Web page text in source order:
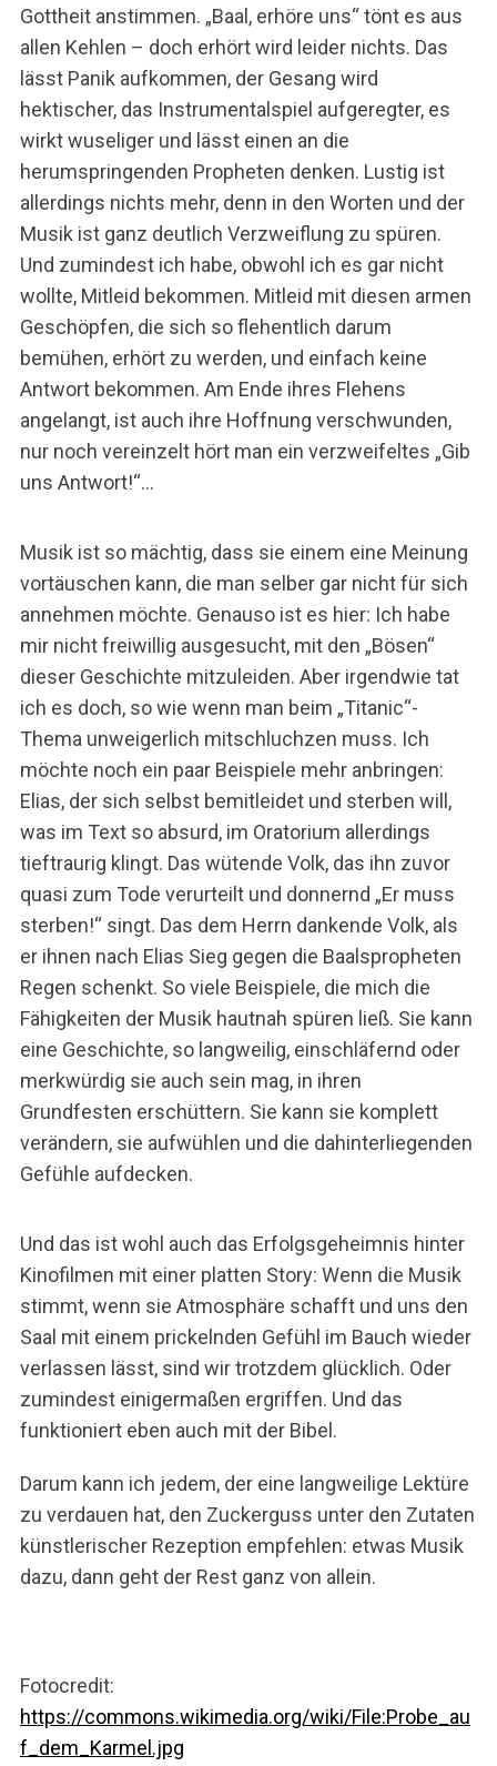
Gottheit anstimmen. „Baal, erhöre uns“ tönt es aus
allen Kehlen – doch erhört wird leider nichts. Das
lässt Panik aufkommen, der Gesang wird
hektischer, das Instrumentalspiel aufgeregter, es
wirkt wuseliger und lässt einen an die
herumspringenden Propheten denken. Lustig ist
allerdings nichts mehr, denn in den Worten und der
Musik ist ganz deutlich Verzweiflung zu spüren.
Und zumindest ich habe, obwohl ich es gar nicht
wollte, Mitleid bekommen. Mitleid mit diesen armen
Geschöpfen, die sich so flehentlich darum
bemühen, erhört zu werden, und einfach keine
Antwort bekommen. Am Ende ihres Flehens
angelangt, ist auch ihre Hoffnung verschwunden,
nur noch vereinzelt hört man ein verzweifeltes „Gib
uns Antwort!“…
Musik ist so mächtig, dass sie einem eine Meinung
vortäuschen kann, die man selber gar nicht für sich
annehmen möchte. Genauso ist es hier: Ich habe
mir nicht freiwillig ausgesucht, mit den „Bösen“
dieser Geschichte mitzuleiden. Aber irgendwie tat
ich es doch, so wie wenn man beim „Titanic“-
Thema unweigerlich mitschluchzen muss. Ich
möchte noch ein paar Beispiele mehr anbringen:
Elias, der sich selbst bemitleidet und sterben will,
was im Text so absurd, im Oratorium allerdings
tieftraurig klingt. Das wütende Volk, das ihn zuvor
quasi zum Tode verurteilt und donnernd „Er muss
sterben!“ singt. Das dem Herrn dankende Volk, als
er ihnen nach Elias Sieg gegen die Baalspropheten
Regen schenkt. So viele Beispiele, die mich die
Fähigkeiten der Musik hautnah spüren ließ. Sie kann
eine Geschichte, so langweilig, einschläfernd oder
merkwürdig sie auch sein mag, in ihren
Grundfesten erschüttern. Sie kann sie komplett
verändern, sie aufwühlen und die dahinterliegenden
Gefühle aufdecken.
Und das ist wohl auch das Erfolgsgeheimnis hinter
Kinofilmen mit einer platten Story: Wenn die Musik
stimmt, wenn sie Atmosphäre schafft und uns den
Saal mit einem prickelnden Gefühl im Bauch wieder
verlassen lässt, sind wir trotzdem glücklich. Oder
zumindest einigermaßen ergriffen. Und das
funktioniert eben auch mit der Bibel.
Darum kann ich jedem, der eine langweilige Lektüre
zu verdauen hat, den Zuckerguss unter den Zutaten
künstlerischer Rezeption empfehlen: etwas Musik
dazu, dann geht der Rest ganz von allein.
Fotocredit:
https://commons.wikimedia.org/wiki/File:Probe_au
f_dem_Karmel.jpg